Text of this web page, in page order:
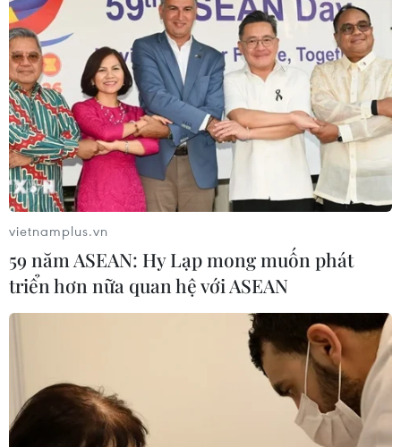
TIN CÙNG CHUYÊN MỤC
vietnamplus.vn
59 năm ASEAN: Hy Lạp mong muốn phát
triển hơn nữa quan hệ với ASEAN